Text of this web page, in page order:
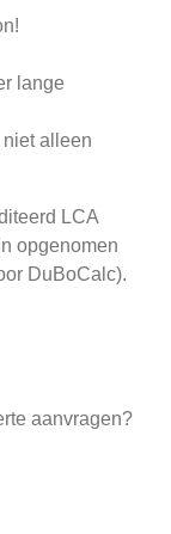
lange
alleen
LCA
opgenomen
DuBoCalc).
aanvragen?